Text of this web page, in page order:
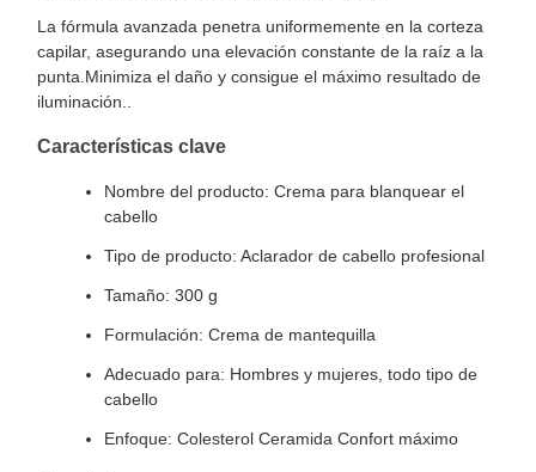
La fórmula avanzada penetra uniformemente en la corteza
capilar, asegurando una elevación constante de la raíz a la
punta.Minimiza el daño y consigue el máximo resultado de
iluminación..
Características clave
Nombre del producto: Crema para blanquear el
cabello
Tipo de producto: Aclarador de cabello profesional
Tamaño: 300 g
Formulación: Crema de mantequilla
Adecuado para: Hombres y mujeres, todo tipo de
cabello
Enfoque: Colesterol Ceramida Confort máximo